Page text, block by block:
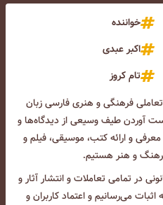
خواننده
اکبر عبدی
تام کروز
فرهنگی و هنری فارسی زبان
آوردن طیف وسیعی از دیدگاه‌ها و
معرفی و ارائه کتب، موسیقی، فیلم و
و هنر هستیم.
در تمامی تعاملات و انتشار آثار و
اثبات می‌رسانیم و اعتماد کاربران و